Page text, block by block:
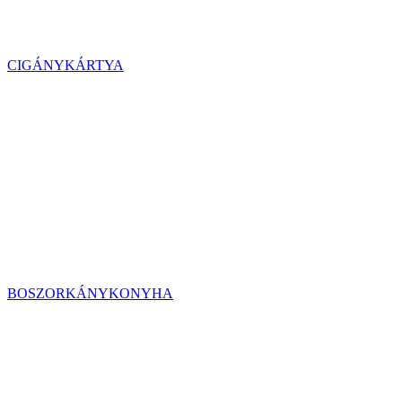
CIGÁNYKÁRTYA
BOSZORKÁNYKONYHA